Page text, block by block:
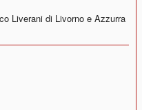
Liverani di Livorno e Azzurra